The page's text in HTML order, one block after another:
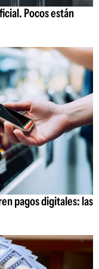
Pocos están
pagos digitales: las